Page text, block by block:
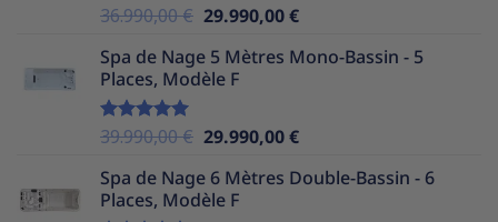
Note5.00
36.990,00€ Le
initial
était :
29.990,00€Le
actuel
Spa de Nage 5 Mètres Mono-Bassin - 5
Places, Modèle F
Note5.00
39.990,00€ Le
initial
était :
29.990,00€Le
actuel
Spa de Nage 6 Mètres Double-Bassin - 6
Places, Modèle F